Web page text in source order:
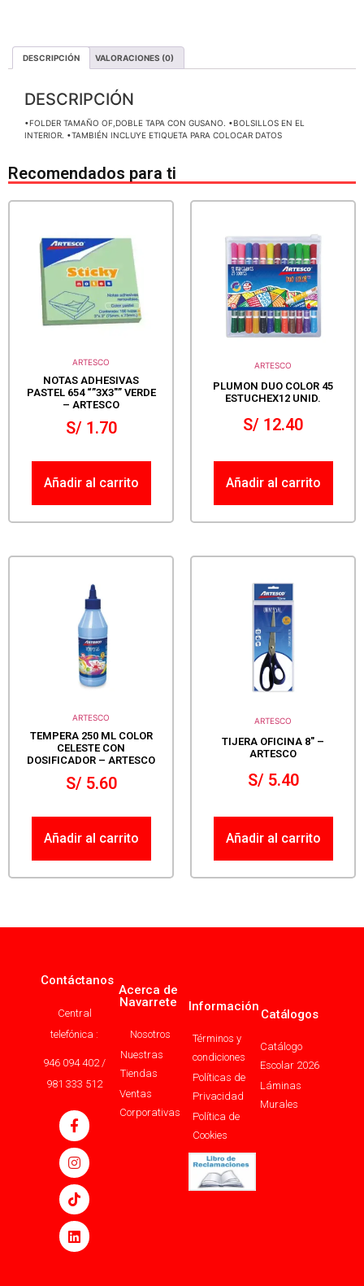
DESCRIPCIÓN VALORACIONES (0)
DESCRIPCIÓN
•FOLDER TAMAÑO OF,DOBLE TAPA CON GUSANO. •BOLSILLOS EN EL
INTERIOR. •TAMBIÉN INCLUYE ETIQUETA PARA COLOCAR DATOS
Recomendados para ti
ARTESCO
NOTAS ADHESIVAS
PASTEL 654 “”3X3″” VERDE
– ARTESCO
S/1.70
Añadir al carrito
ARTESCO
PLUMON DUO COLOR 45
ESTUCHEX12 UNID.
S/ 12.40
Añadir al carrito
ARTESCO
TEMPERA 250 ML COLOR
CELESTE CON
DOSIFICADOR – ARTESCO
S/5.60
Añadir al carrito
ARTESCO
TIJERA OFICINA 8″ –
ARTESCO
S/5.40
Añadir al carrito
Contáctanos
Central
telefónica :
946 094 402 /
981 333 512
Acerca de
Navarrete
Nosotros
Nuestras
Tiendas
Ventas
Corporativas
Información
Términos y
condiciones
Políticas de
Privacidad
Política de
Cookies
Catálogos
Catálogo
Escolar 2026
Láminas
Murales